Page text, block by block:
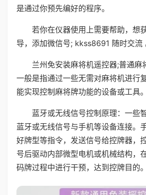
是通过你预先编好的程序。
若你在仪器使用上需要帮助，想
导，添加微信号; kkss8691 随时交流
兰州免安装麻将机遥控器;普通麻
一般是指通过一些无需对麻将机进行
能实现控制麻将牌功能的设备或工具。
蓝牙或无线信号控制原理：一些
蓝牙或无线信号与手机等设备连接。
好牌型等指令，发送信号给控牌器，
号后驱动内部微型电机或机械结构，
码牌过程中进行干预，达到控牌目的。